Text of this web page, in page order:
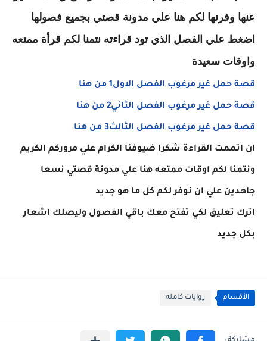
عنها وفرنها لكم هنا علي مدونة قصتي بجميع فصولها
اضغط علي الفصل الذي تود قراءته نتمنا لكم قرأة ممتعه
واوقات سعيدة
قصة حمل غير مرغوب الفصل الاول1 من هنا
قصة حمل غير مرغوب الفصل الثاني2 من هنا
قصة حمل غير مرغوب الفصل الثالث3 من هنا
ان اتممت القراءة شكرا ضيوفنا الكرام علي مروركم الكريم
ونتمنا لكم اوقات ممتعه هنا علي مدونة قصتي نسعا
جاهدين علي ان نوفر لكم كل ما هو جديد
اترك تعليق لكي تفتح معك باقي الفصول وليصلك اشعار
بكل جديد
الأقسام روايات كامله